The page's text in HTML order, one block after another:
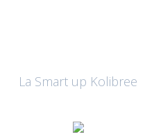
La Smart up Kolibree